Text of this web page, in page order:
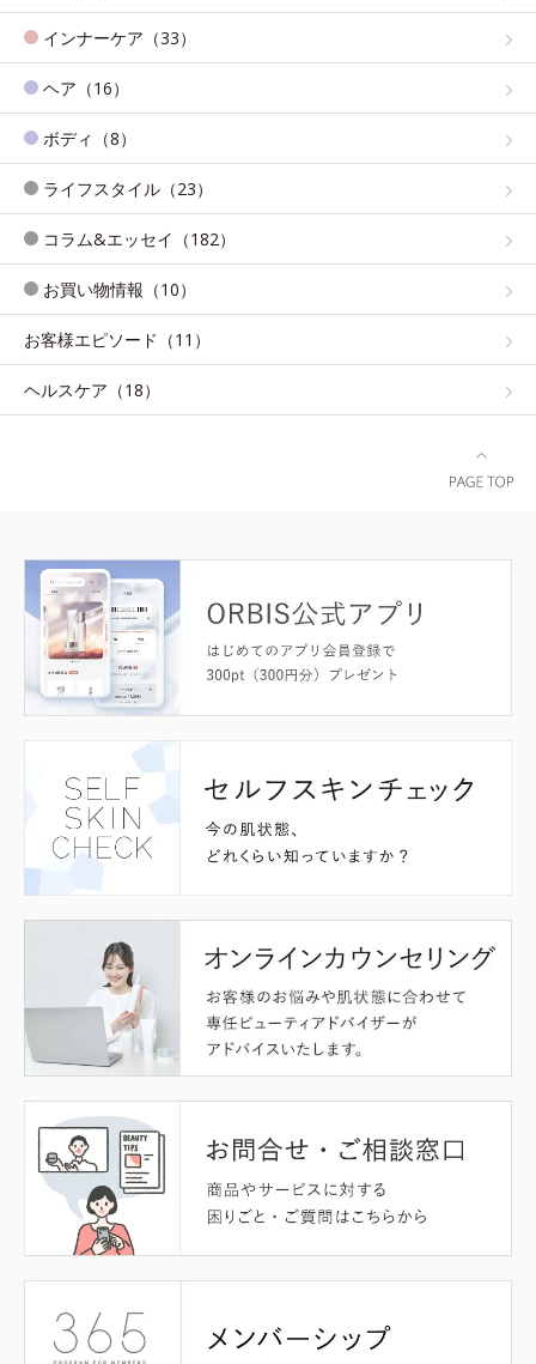
インナーケア（33）
ヘア（16）
ボディ（8）
ライフスタイル（23）
コラム&エッセイ（182）
お買い物情報（10）
お客様エピソード（11）
ヘルスケア（18）